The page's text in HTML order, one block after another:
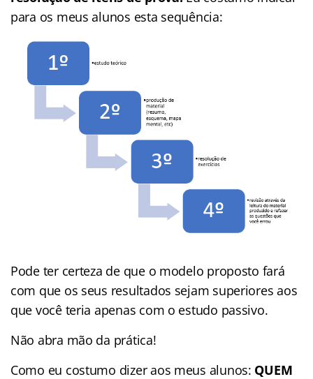
para os meus alunos esta sequência:
Pode ter certeza de que o modelo proposto fará
com que os seus resultados sejam superiores aos
que você teria apenas com o estudo passivo.
Não abra mão da prática!
Como eu costumo dizer aos meus alunos: QUEM